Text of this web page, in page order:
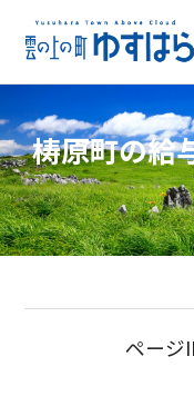
梼原町の給
ペー